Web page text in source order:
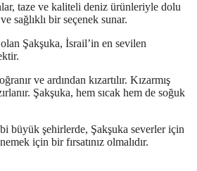
taze ve kaliteli deniz ürünleriyle dolu
sağlıklı bir seçenek sunar.
Şakşuka, İsrail’in en sevilen
ve ardından kızartılır. Kızarmış
Şakşuka, hem sıcak hem de soğuk
büyük şehirlerde, Şakşuka severler için
için bir fırsatınız olmalıdır.